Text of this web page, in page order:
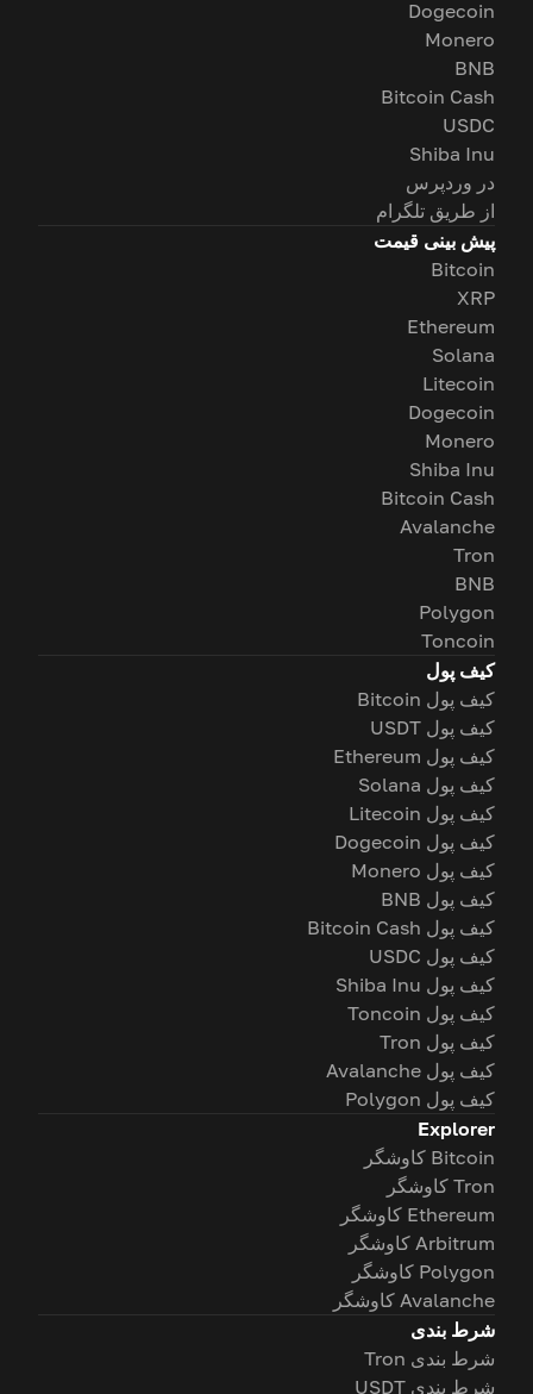
Dogecoin
Monero
BNB
Bitcoin Cash
USDC
Shiba Inu
در وردپرس
از طریق تلگرام
پیش بینی قیمت
Bitcoin
XRP
Ethereum
Solana
Litecoin
Dogecoin
Monero
Shiba Inu
Bitcoin Cash
Avalanche
Tron
BNB
Polygon
Toncoin
کیف پول
کیف پول Bitcoin
کیف پول USDT
کیف پول Ethereum
کیف پول Solana
کیف پول Litecoin
کیف پول Dogecoin
کیف پول Monero
کیف پول BNB
کیف پول Bitcoin Cash
کیف پول USDC
کیف پول Shiba Inu
کیف پول Toncoin
کیف پول Tron
کیف پول Avalanche
کیف پول Polygon
Explorer
Bitcoin کاوشگر
Tron کاوشگر
Ethereum کاوشگر
Arbitrum کاوشگر
Polygon کاوشگر
Avalanche کاوشگر
شرط بندی
شرط بندی Tron
شرط بندی USDT